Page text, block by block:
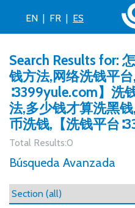
EN | FR | ES
Search Results for:
钱方法,网络洗钱平
∶3399yule.com】洗
法,多少钱才算洗黑
币洗钱,【洗钱平台
Total Results:0
Búsqueda Avanzada